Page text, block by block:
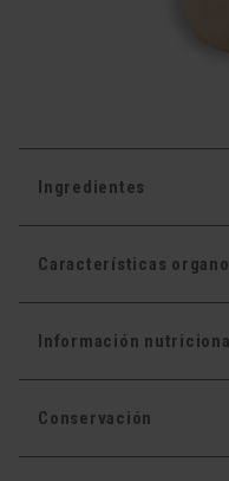
Ingredientes
Características
Información
Conservación